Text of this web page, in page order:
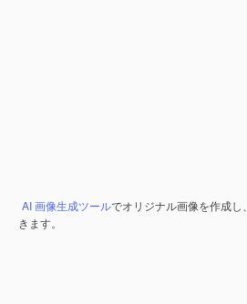
AI 画像生成ツールでオリジナル画像を作成し、
きます。